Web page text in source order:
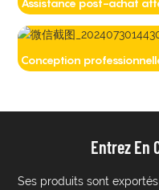
Assistance post-achat
Conception
Entrez En
Ses produits sont